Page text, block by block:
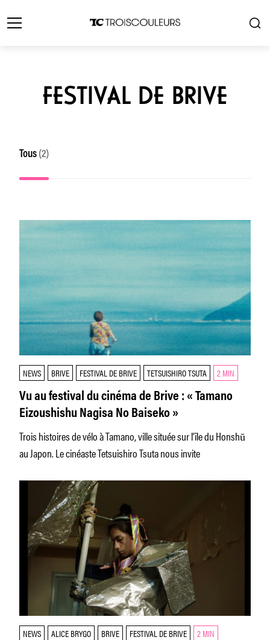
FESTIVAL DE BRIVE
Tous (2)
NEWS BRIVE FESTIVAL DE BRIVE TETSUISHIRO TSUTA 2 MIN
Vu au festival du cinéma de Brive : « Tamano
Eizoushishu Nagisa No Baiseko »
Trois histoires de vélo à Tamano, ville située sur l’île du Honshū
au Japon. Le cinéaste Tetsuishiro Tsuta nous invite
NEWS ALICE BRYGO BRIVE FESTIVAL DE BRIVE 2 MIN